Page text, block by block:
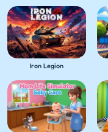
Iron Legion